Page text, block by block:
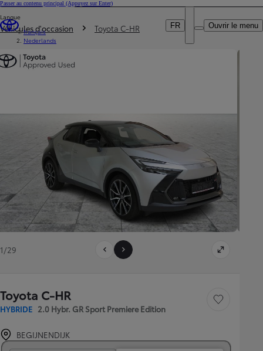
Passer au contenu principal (Appuyez sur Enter)
Professionnel
DEALER NAME
FR
Langue
français
Nederlands
Ouvrir le menu
Vous êtes ici
Véhicules d'occasion Toyota C-HR
1/29
Toyota C-HR
HYBRIDE 2.0 Hybr. GR Sport Premiere Edition
Sauvegarder le
BEGIJNENDIJK